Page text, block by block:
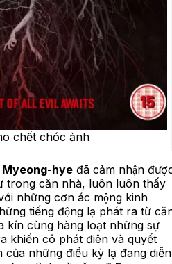
chết chóc ảnh
Myeong-hye đã cảm nhận
trong căn nhà, luôn luôn thấy
những cơn ác mộng kinh
tiếng động lạ phát ra từ
kín cùng hàng loạt những sự
khiến cô phát điên và quyết
những điều kỳ lạ đang diễn